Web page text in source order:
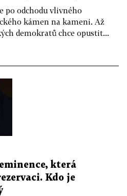
po odchodu vlivného
kámen na kameni. Až
demokratů chce opustit...
která
Kdo je